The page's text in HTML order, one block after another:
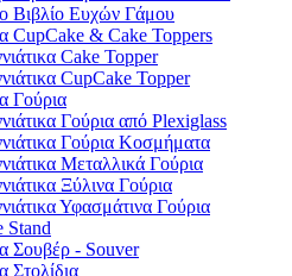
Βιβλίο Ευχών Γάμου
CupCake & Cake Toppers
Cake Topper
CupCake Topper
Γούρια
Γούρια από Plexiglass
Γούρια Κοσμήματα
Μεταλλικά Γούρια
Ξύλινα Γούρια
Υφασμάτινα Γούρια
Stand
Σουβέρ - Souver
Στολίδια